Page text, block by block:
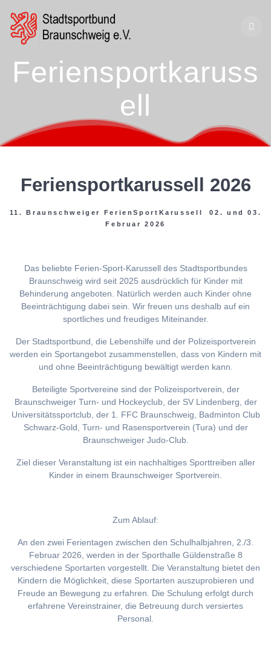
Feriensportkaruss
ell
Feriensportkarussell 2026
11. Braunschweiger FerienSportKarussell 02. und 03.
Februar 2026
Das beliebte Ferien-Sport-Karussell des Stadtsportbundes
Braunschweig wird seit 2025 ausdrücklich für Kinder mit
Behinderung angeboten. Natürlich werden auch Kinder ohne
Beeinträchtigung dabei sein. Wir freuen uns deshalb auf ein
sportliches und freudiges Miteinander.
Der Stadtsportbund, die Lebenshilfe und der Polizeisportverein
werden ein Sportangebot zusammenstellen, dass von Kindern mit
und ohne Beeinträchtigung bewältigt werden kann.
Beteiligte Sportvereine sind der Polizeisportverein, der
Braunschweiger Turn- und Hockeyclub, der SV Lindenberg, der
Universitätssportclub, der 1. FFC Braunschweig, Badminton Club
Schwarz-Gold, Turn- und Rasensportverein (Tura) und der
Braunschweiger Judo-Club.
Ziel dieser Veranstaltung ist ein nachhaltiges Sporttreiben aller
Kinder in einem Braunschweiger Sportverein.
Zum Ablauf:
An den zwei Ferientagen zwischen den Schulhalbjahren, 2./3.
Februar 2026, werden in der Sporthalle Güldenstraße 8
verschiedene Sportarten vorgestellt. Die Veranstaltung bietet den
Kindern die Möglichkeit, diese Sportarten auszuprobieren und
Freude an Bewegung zu erfahren. Die Schulung erfolgt durch
erfahrene Vereinstrainer, die Betreuung durch versiertes
Personal.